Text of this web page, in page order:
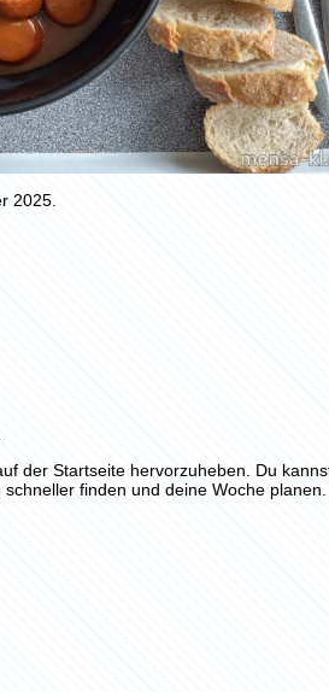
2025.
der Startseite hervorzuheben. Du
finden und deine Woche planen.